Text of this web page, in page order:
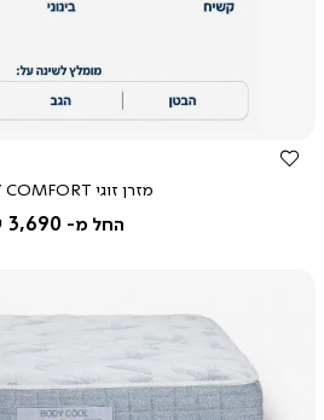
מזרן זוגי BODY COMFORT
החל מ- 3,690 ₪